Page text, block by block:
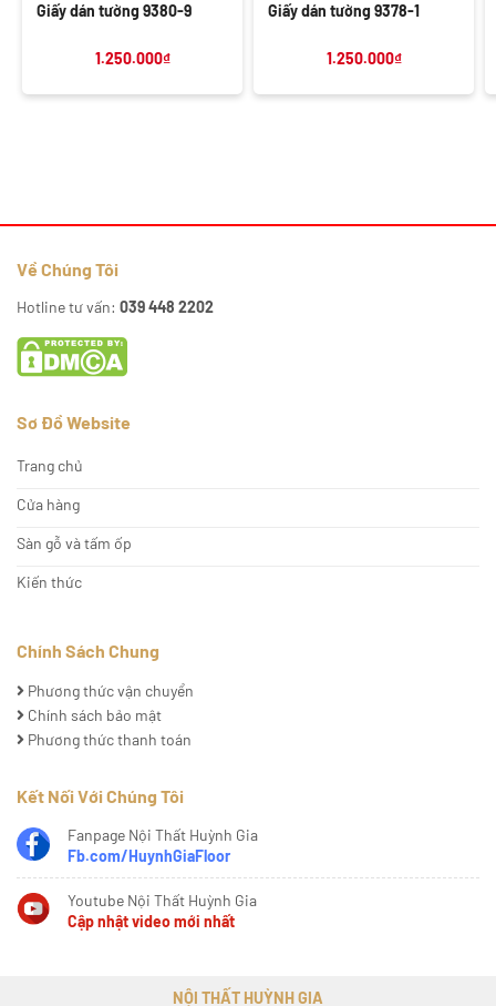
Giấy dán tường 9380-9
1.250.000₫
Giấy dán tường 9378-1
1.250.000₫
Về Chúng Tôi
Hotline tư vấn: 039 448 2202
Sơ Đồ Website
Trang chủ
Cửa hàng
Sàn gỗ và tấm ốp
Kiến thức
Chính Sách Chung
Phương thức vận chuyển
Chính sách bảo mật
Phương thức thanh toán
Kết Nối Với Chúng Tôi
Fanpage Nội Thất Huỳnh Gia
Fb.com/HuynhGiaFloor
Youtube Nội Thất Huỳnh Gia
Cập nhật video mới nhất
NỘI THẤT HUỲNH GIA